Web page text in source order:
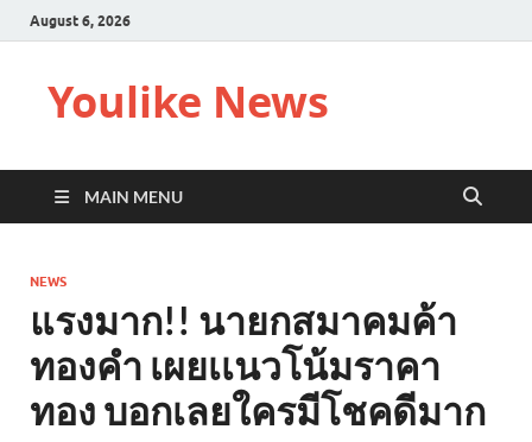
August 6, 2026
Youlike News
MAIN MENU
NEWS
แรงมาก!! นายกสมาคมค้า
ทองคำ เผยเเนวโน้มราคา
ทอง บอกเลยใครมีโชคดีมาก